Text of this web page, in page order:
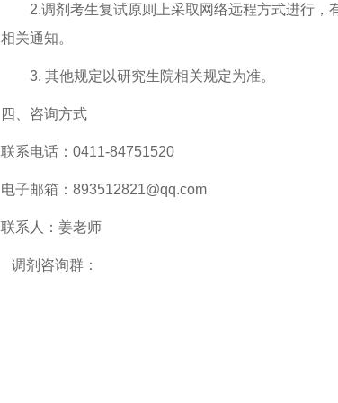
2.调剂考生复试原则上采取网络远程方式进行
相关通知。
3. 其他规定以研究生院相关规定为准。
四、咨询方式
联系电话：0411-84751520
电子邮箱：893512821@qq.com
联系人：姜老师
调剂咨询群：